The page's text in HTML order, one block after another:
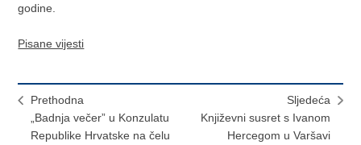
godine.
Pisane vijesti
Prethodna
„Badnja večer” u Konzulatu
Republike Hrvatske na čelu
Sljedeća
Književni susret s Ivanom
Hercegom u Varšavi